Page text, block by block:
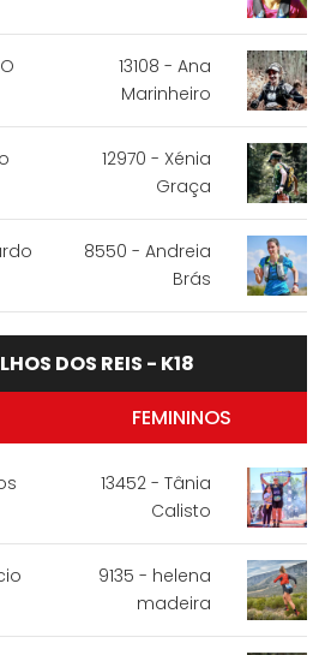
13108 - Ana
Marinheiro
12970 - Xénia
Graça
8550 - Andreia
Brás
DOS REIS - K18
FEMININOS
13452 - Tânia
Calisto
9135 - helena
madeira